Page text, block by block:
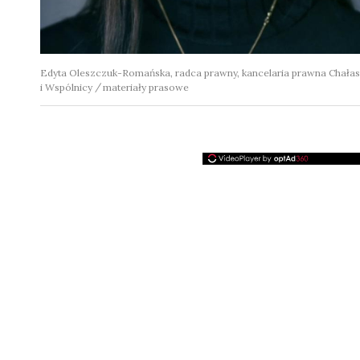
Edyta Oleszczuk-Romańska, radca prawny, kancelaria prawna Chałas
i Wspólnicy
materiały prasowe